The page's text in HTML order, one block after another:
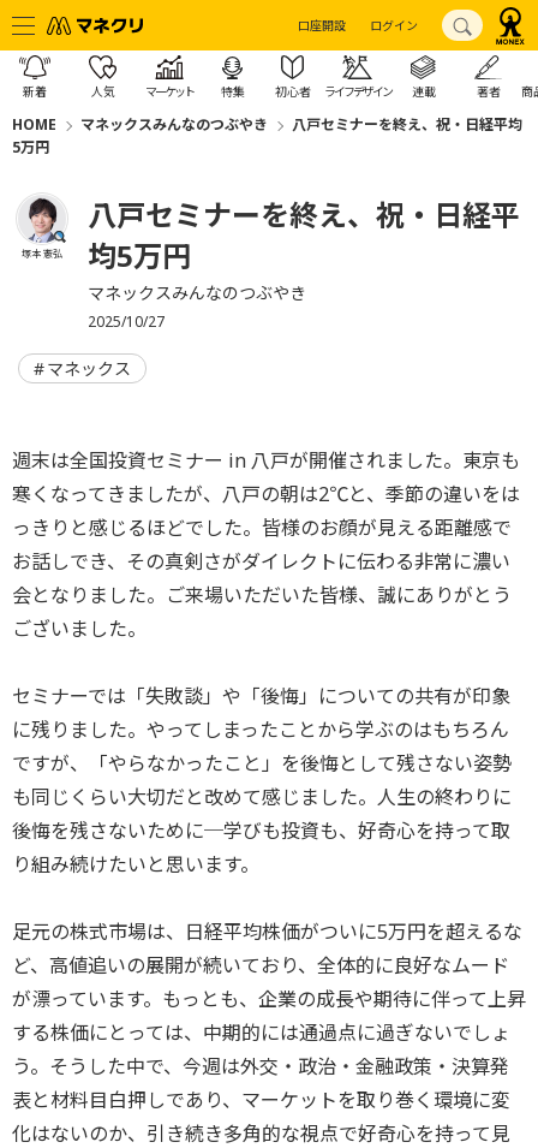
口座開設 ログイン
新着 人気 マーケット 特集 初心者 ライフデザイン 連載 著者 商
HOME マネックスみんなのつぶやき
八戸セミナーを終え、祝・日経平均
5万円
塚本 憲弘
八戸セミナーを終え、祝・日経平
均5万円
マネックスみんなのつぶやき
2025/10/27
マネックス
週末は全国投資セミナー in 八戸が開催されました。東京も
寒くなってきましたが、八戸の朝は2℃と、季節の違いをは
っきりと感じるほどでした。皆様のお顔が見える距離感で
お話しでき、その真剣さがダイレクトに伝わる非常に濃い
会となりました。ご来場いただいた皆様、誠にありがとう
ございました。
セミナーでは「失敗談」や「後悔」についての共有が印象
に残りました。やってしまったことから学ぶのはもちろん
ですが、「やらなかったこと」を後悔として残さない姿勢
も同じくらい大切だと改めて感じました。人生の終わりに
後悔を残さないために─学びも投資も、好奇心を持って取
り組み続けたいと思います。
足元の株式市場は、日経平均株価がついに5万円を超えるな
ど、高値追いの展開が続いており、全体的に良好なムード
が漂っています。もっとも、企業の成長や期待に伴って上昇
する株価にとっては、中期的には通過点に過ぎないでしょ
う。そうした中で、今週は外交・政治・金融政策・決算発
表と材料目白押しであり、マーケットを取り巻く環境に変
化はないのか、引き続き多角的な視点で好奇心を持って見